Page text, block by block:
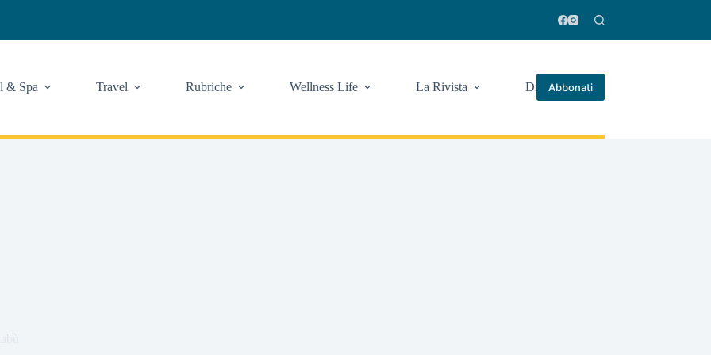
& Spa Travel Rubriche Wellness Life La Rivista Di piùAbbonati